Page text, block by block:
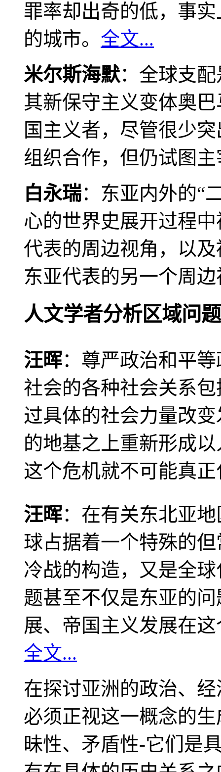
罪率却出奇的低，事
的城市。 全文...
米尔斯海默：全球支
其新保守主义变体奥
国主义者，尽管很少
组织合作，但仍试图
白永瑞：东亚内外的“
心的世界史展开过程
代表的周边视角，以
东亚代表的另一个周
人文学者分析区域问题
汪晖：尊严政治和平
社会的各种社会关系
过具体的社会力量改
的地基之上重新形成
这个危机就不可能真
汪晖：在有关东北亚
球占据着一个特殊的
冷战的构造，又是全
题甚至不仅是东亚的
展、帝国主义发展在
全文...
在探讨亚洲的政治、
必须正视这一概念的
昧性、矛盾性-它们是